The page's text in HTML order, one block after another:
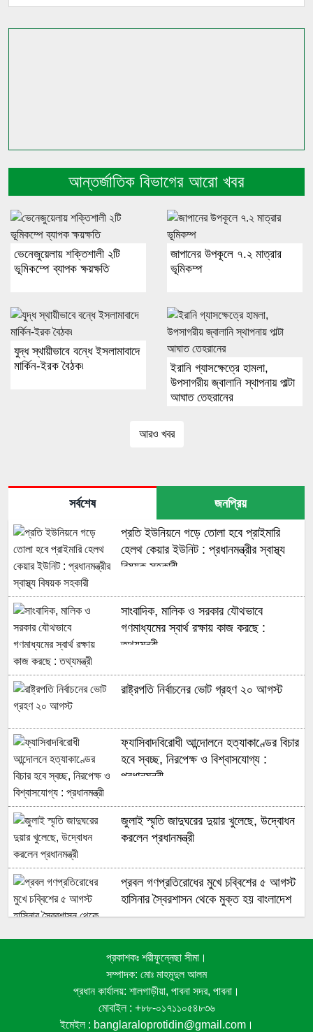
আন্তর্জাতিক বিভাগের আরো খবর
ভেনেজুয়েলায় শক্তিশালী ২টি
ভূমিকম্পে ব্যাপক ক্ষয়ক্ষতি
জাপানের উপকূলে ৭.২ মাত্রার
ভূমিকম্প
যুদ্ধ স্থায়ীভাবে বন্ধে ইসলামাবাদে
মার্কিন-ইরক বৈঠক৷
ইরানি গ্যাসক্ষেত্রে হামলা,
উপসাগরীয় জ্বালানি স্থাপনায় পাল্টা
আঘাত তেহরানের
আরও খবর
সর্বশেষ জনপ্রিয়
প্রতি ইউনিয়নে গড়ে তোলা হবে প্রাইমারি
হেলথ কেয়ার ইউনিট : প্রধানমন্ত্রীর স্বাস্থ্য
বিষয়ক সহকারী
সাংবাদিক, মালিক ও সরকার যৌথভাবে
গণমাধ্যমের স্বার্থ রক্ষায় কাজ করছে :
তথ্যমন্ত্রী
রাষ্ট্রপতি নির্বাচনের ভোট গ্রহণ ২০ আগস্ট
ফ্যাসিবাদবিরোধী আন্দোলনে হত্যাকাণ্ডের বিচার
হবে স্বচ্ছ, নিরপেক্ষ ও বিশ্বাসযোগ্য :
প্রধানমন্ত্রী
জুলাই স্মৃতি জাদুঘরের দুয়ার খুলেছে, উদ্বোধন
করলেন প্রধানমন্ত্রী
প্রবল গণপ্রতিরোধের মুখে চব্বিশের ৫ আগস্ট
হাসিনার স্বৈরশাসন থেকে মুক্ত হয় বাংলাদেশ
জুলাই গণঅভ্যুত্থানে সুপ্রিম কোর্টের
আইনজীবীদের ঐতিহাসিক ভূমিকা
প্রকাশকঃ শরীফুন্নেছা সীমা।
সম্পাদক: মোঃ মাহমুদুল আলম
প্রধান কার্যালয়: শালগাড়ীয়া, পাবনা সদর, পাবনা।
মোবাইল : +৮৮-০১৭১১০৫৪৮৩৬
ইমেইল : banglaraloprotidin@gmail.com।